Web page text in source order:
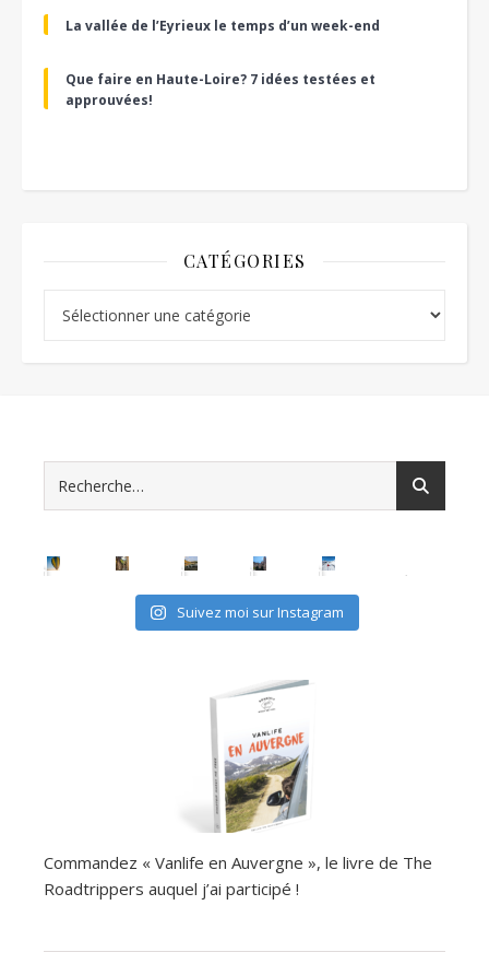
La vallée de l’Eyrieux le temps d’un week-end
Que faire en Haute-Loire? 7 idées testées et
approuvées!
CATÉGORIES
Suivez moi sur Instagram
Commandez « Vanlife en Auvergne », le livre de The
Roadtrippers auquel j’ai participé !